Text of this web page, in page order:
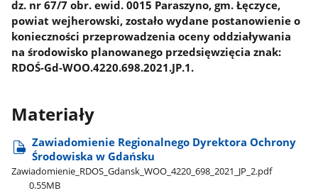
dz. nr 67/7 obr. ewid. 0015 Paraszyno, gm. Łęczyce,
powiat wejherowski, zostało wydane postanowienie o
konieczności przeprowadzenia oceny oddziaływania
na środowisko planowanego przedsięwzięcia znak:
RDOŚ-Gd-WOO.4220.698.2021.JP.1.
Materiały
Zawiadomienie Regionalnego Dyrektora Ochrony
Środowiska w Gdańsku
Zawiadomienie​_RDOS​_Gdansk​_WOO​_4220​_698​_2021​_JP​_2.pdf
0.55MB